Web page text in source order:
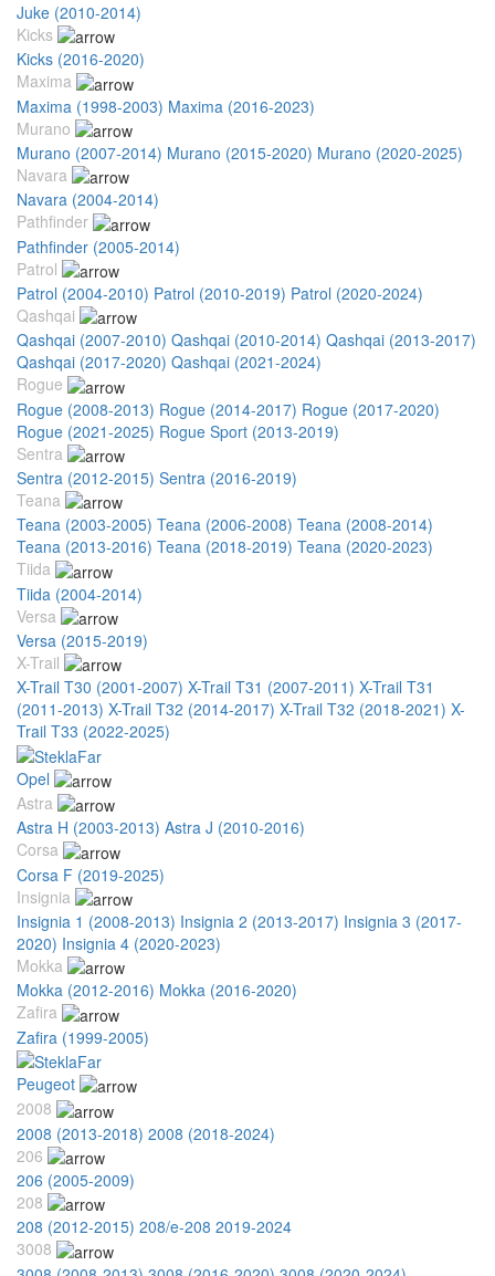
Juke (2010-2014)
Kicks
Kicks (2016-2020)
Maxima
Maxima (1998-2003) Maxima (2016-2023)
Murano
Murano (2007-2014) Murano (2015-2020) Murano (2020-2025)
Navara
Navara (2004-2014)
Pathfinder
Pathfinder (2005-2014)
Patrol
Patrol (2004-2010) Patrol (2010-2019) Patrol (2020-2024)
Qashqai
Qashqai (2007-2010) Qashqai (2010-2014) Qashqai (2013-2017)
Qashqai (2017-2020) Qashqai (2021-2024)
Rogue
Rogue (2008-2013) Rogue (2014-2017) Rogue (2017-2020)
Rogue (2021-2025) Rogue Sport (2013-2019)
Sentra
Sentra (2012-2015) Sentra (2016-2019)
Teana
Teana (2003-2005) Teana (2006-2008) Teana (2008-2014)
Teana (2013-2016) Teana (2018-2019) Teana (2020-2023)
Tiida
Tiida (2004-2014)
Versa
Versa (2015-2019)
X-Trail
X-Trail T30 (2001-2007) X-Trail T31 (2007-2011) X-Trail T31
(2011-2013) X-Trail T32 (2014-2017) X-Trail T32 (2018-2021) X-
Trail T33 (2022-2025)
Opel
Astra
Astra H (2003-2013) Astra J (2010-2016)
Corsa
Corsa F (2019-2025)
Insignia
Insignia 1 (2008-2013) Insignia 2 (2013-2017) Insignia 3 (2017-
2020) Insignia 4 (2020-2023)
Mokka
Mokka (2012-2016) Mokka (2016-2020)
Zafira
Zafira (1999-2005)
Peugeot
2008
2008 (2013-2018) 2008 (2018-2024)
206
206 (2005-2009)
208
208 (2012-2015) 208/e-208 2019-2024
3008